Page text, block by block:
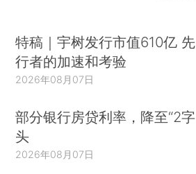
特稿｜宇树发行市值610亿 先
行者的加速和考验
2026年08月07日
部分银行房贷利率，降至“2字
头
2026年08月07日